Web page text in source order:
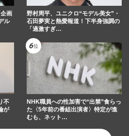
画
ル
野村周平、ユニクロ“モデル美女”・
石田夢実と熱愛報道！下半身強調の
「過激すぎ…
不
が
NHK職員への性加害で“出禁”食らっ
た〈5年前の番組出演者〉特定が進
むも、ネット…